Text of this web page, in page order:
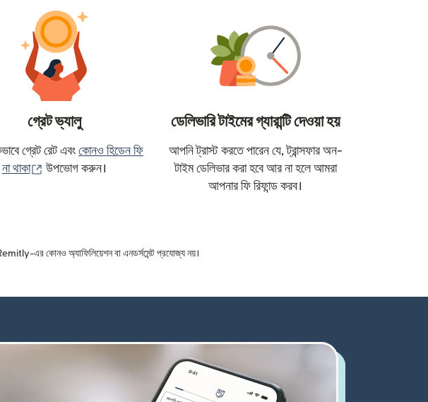
গ্রেট ভ্যালু
গ্রেট রেট এবং কোনও হিডেন ফি
না থাকা
(নতুন উইন্ডোতে খুলবে)
উপভোগ করুন।
ডেলিভারি টাইমের গ্যারান্টি দেওয়া হয়
আপনি ট্রাস্ট করতে পারেন যে, ট্রান্সফার অন-
টাইম ডেলিভার করা হবে আর না হলে আমরা
আপনার ফি রিফান্ড করব।
Remitly-এর কোনও অ্যাফিলিয়েশন বা এনডর্সমেন্ট প্রযোজ্য নয়।